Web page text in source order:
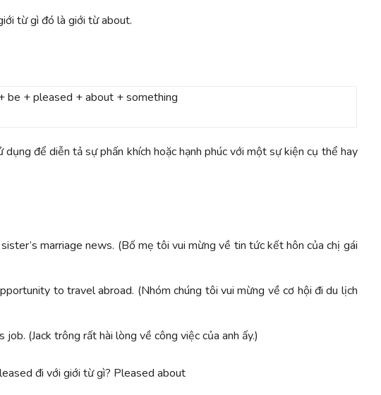
từ gì đó là giới từ about.
be + pleased + about + something
để diễn tả sự phấn khích hoặc hạnh phúc với một sự kiện cụ thể hay
marriage news. (Bố mẹ tôi vui mừng về tin tức kết hôn của chị gái
to travel abroad. (Nhóm chúng tôi vui mừng về cơ hội đi du lịch
(Jack trông rất hài lòng về công việc của anh ấy.)